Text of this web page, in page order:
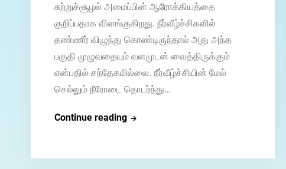
சுற்றுச்சூழல் அமைப்பின் ஆரோக்கியத்தை
குறிப்பதாக விளங்குகிறது. நீர்வீழ்ச்சிகளில்
தண்ணீர் விழுந்து கொண்டிருந்தால் அது அந்த
பகுதி முழுவதையும் வளமுடன் வைத்திருக்கும்
என்பதில் சந்தேகமில்லை. நீர்வீழ்ச்சியின் மேல்
செல்லும் நீரோடை தொடர்ந்து…
Continue readingதிருச்சி